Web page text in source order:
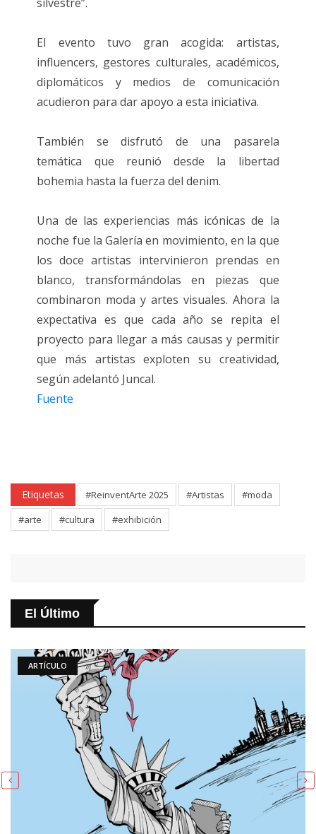
El evento tuvo gran acogida: artistas,
influencers, gestores culturales, académicos,
diplomáticos y medios de comunicación
acudieron para dar apoyo a esta iniciativa.
También se disfrutó de una pasarela
temática que reunió desde la libertad
bohemia hasta la fuerza del denim.
Una de las experiencias más icónicas de la
noche fue la Galería en movimiento, en la que
los doce artistas intervinieron prendas en
blanco, transformándolas en piezas que
combinaron moda y artes visuales. Ahora la
expectativa es que cada año se repita el
proyecto para llegar a más causas y permitir
que más artistas exploten su creatividad,
según adelantó Juncal.
Fuente
Etiquetas #ReinventArte 2025 #Artistas
#moda
#arte
#cultura #exhibición
El Último
ARTÍCULO